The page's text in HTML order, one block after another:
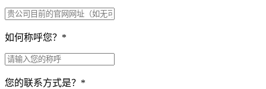
如何称呼您？ *
您的联系方式是？ *